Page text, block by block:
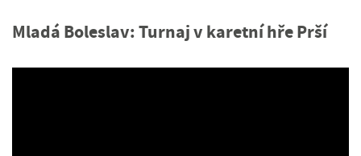
Mladá Boleslav: Turnaj v karetní hře Prší